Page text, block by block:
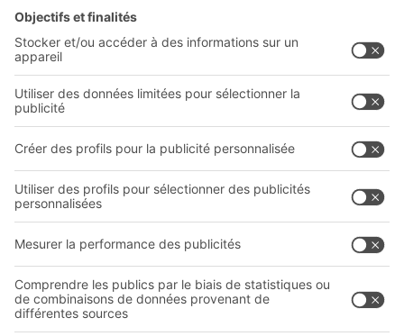
Solutions BITO
Solutions intralogistiques
Bacs en matière plastique
Systèmes de rayonnages
Prestations de service
LE PRO DU STOCKAGE
Entreprise
Qui sommes-nous ?
Sites internationaux
Follow us